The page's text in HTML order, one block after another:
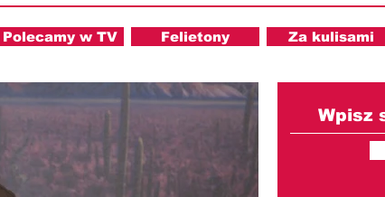
Polecamy w TV Felietony Za kulisami